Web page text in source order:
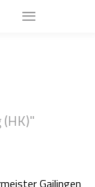
Gailingen